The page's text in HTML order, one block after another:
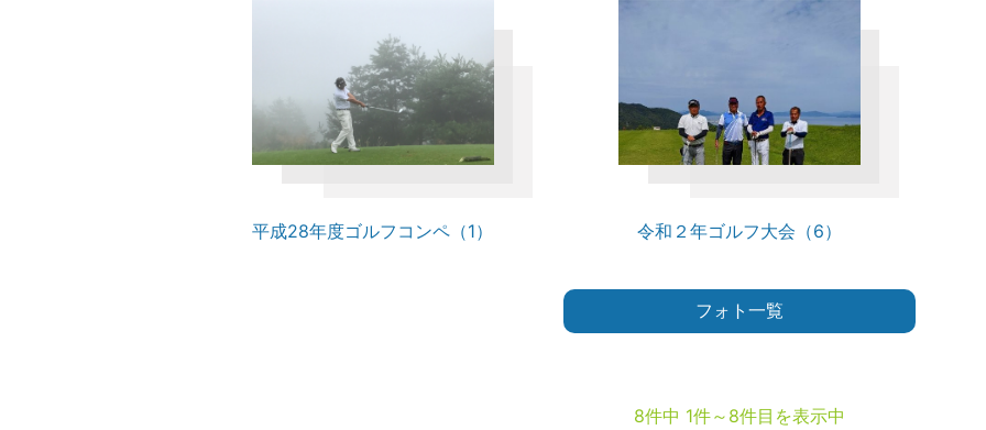
平成28年度ゴルフコンペ（1） 令和２年ゴルフ大会（6）
フォト一覧
8件中 1件～8件目を表示中